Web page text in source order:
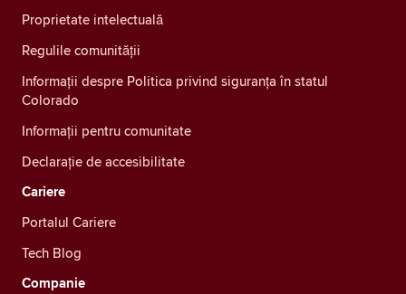
Proprietate intelectuală
Regulile comunității
Informații despre Politica privind siguranța în statul
Colorado
Informații pentru comunitate
Declarație de accesibilitate
Cariere
Portalul Cariere
Tech Blog
Companie